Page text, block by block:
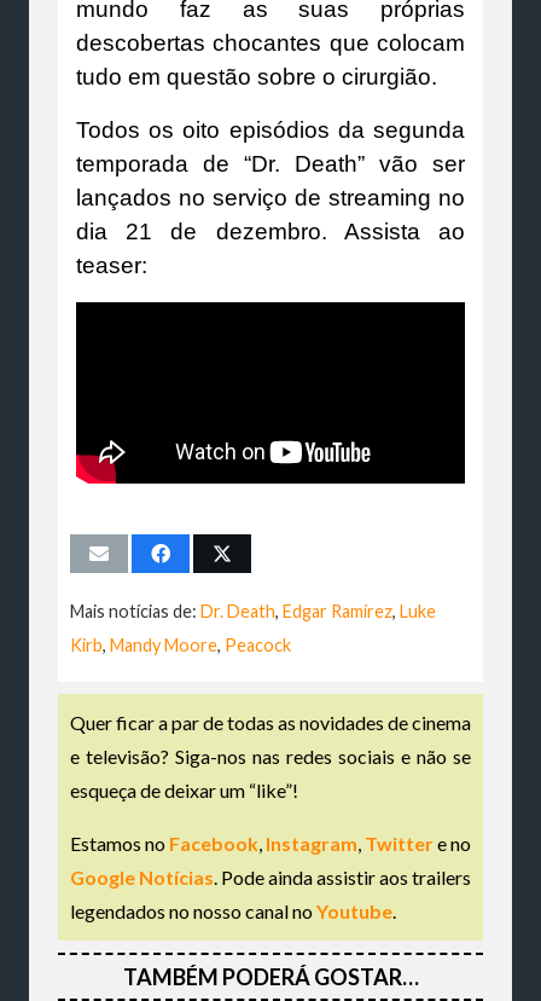
mundo faz as suas próprias
descobertas chocantes que colocam
tudo em questão sobre o cirurgião.
Todos os oito episódios da segunda
temporada de “Dr. Death” vão ser
lançados no serviço de streaming no
dia 21 de dezembro. Assista ao
teaser:
Mais notícias de: Dr. Death, Edgar Ramírez, Luke
Kirb, Mandy Moore, Peacock
Quer ficar a par de todas as novidades de cinema
e televisão? Siga-nos nas redes sociais e não se
esqueça de deixar um “like”!
Estamos no Facebook Instagram Twittere no
Google Notícias . Pode ainda assistir aos trailers
legendados no nosso canal noYoutube
TAMBÉM PODERÁ GOSTAR…